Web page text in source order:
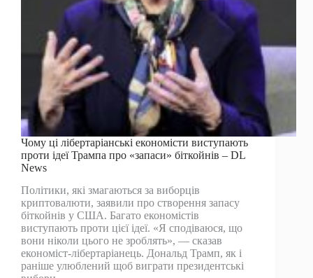
Чому ці лібертаріанські економісти виступають
проти ідеї Трампа про «запаси» біткойнів – DL
News
Політики, які змагаються за виборців
криптовалюти, заявили про створення запасу
біткойнів у США. Багато економістів
виступають проти цієї ідеї. «Я сподіваюся, що
вони ніколи цього не зроблять», — сказав
економіст-лібертаріанець. Дональд Трамп, як і
раніше улюблений щоб виграти президентські